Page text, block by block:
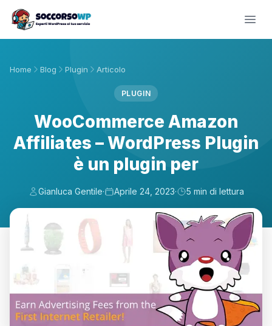
Home Blog Plugin Articolo
PLUGIN
WooCommerce Amazon
Affiliates – WordPress Plugin
è un plugin per
Gianluca Gentile· Aprile 24, 2023· 5 min di lettura